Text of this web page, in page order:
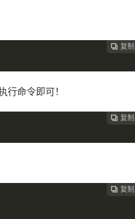
 复制
 复制
 复制
 复制
 复制
行命令即可！
 复制
 复制
 复制
 复制
 复制
 复制
 复制